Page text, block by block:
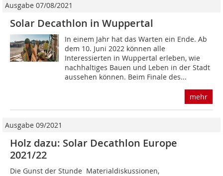
Ausgabe 07/08/2021
Solar Decathlon in Wuppertal
In einem Jahr hat das Warten ein Ende. Ab
dem 10. Juni 2022 können alle
Interessierten in Wuppertal erleben, wie
nachhaltiges Bauen und Leben in der Stadt
aussehen können. Beim Finale des...
mehr
Ausgabe 09/2021
Holz dazu: Solar Decathlon Europe
2021/22
Die Gunst der Stunde  Materialdiskussionen,